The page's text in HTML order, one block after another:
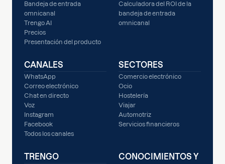
Bandeja de entrada
omnicanal
Trengo AI
Precios
Presentación del producto
Calculadora del ROI de la
bandeja de entrada
omnicanal
CANALES
WhatsApp
Correo electrónico
Chat en directo
Voz
Instagram
Facebook
Todos los canales
SECTORES
Comercio electrónico
Ocio
Hostelería
Viajar
Automotriz
Servicios financieros
TRENGO
CONOCIMIENTOS Y